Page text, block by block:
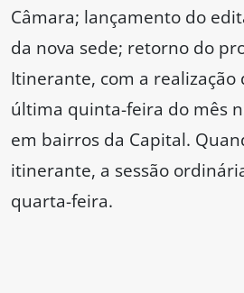
Câmara; lançamento do
da nova sede; retorno do
Itinerante, com a realização
última quinta-feira do mês
em bairros da Capital.
itinerante, a sessão
quarta-feira.